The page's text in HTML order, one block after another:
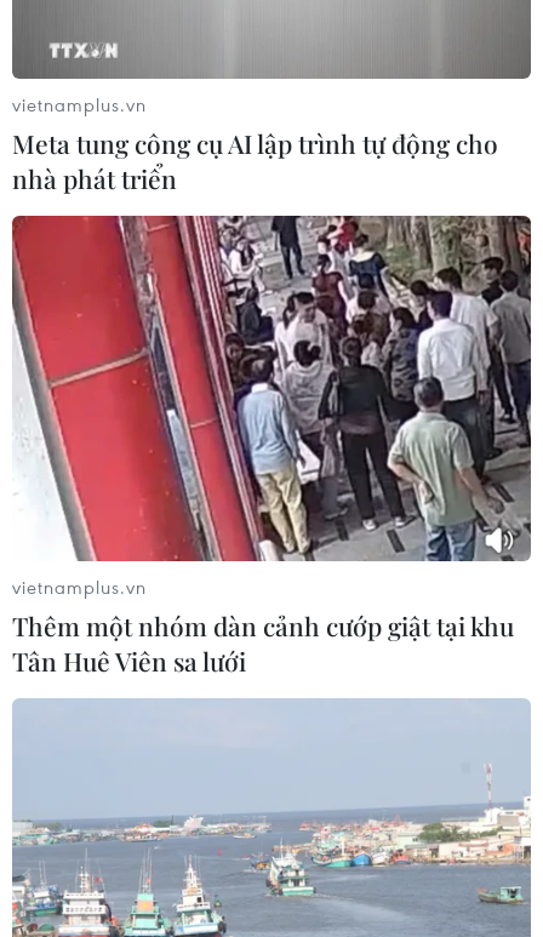
vietnamplus.vn
Meta tung công cụ AI lập trình tự động cho
nhà phát triển
vietnamplus.vn
Thêm một nhóm dàn cảnh cướp giật tại khu
Tân Huê Viên sa lưới